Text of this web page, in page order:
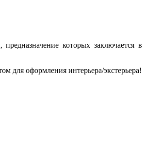
которых заключается в
для оформления интерьера/экстерьера!